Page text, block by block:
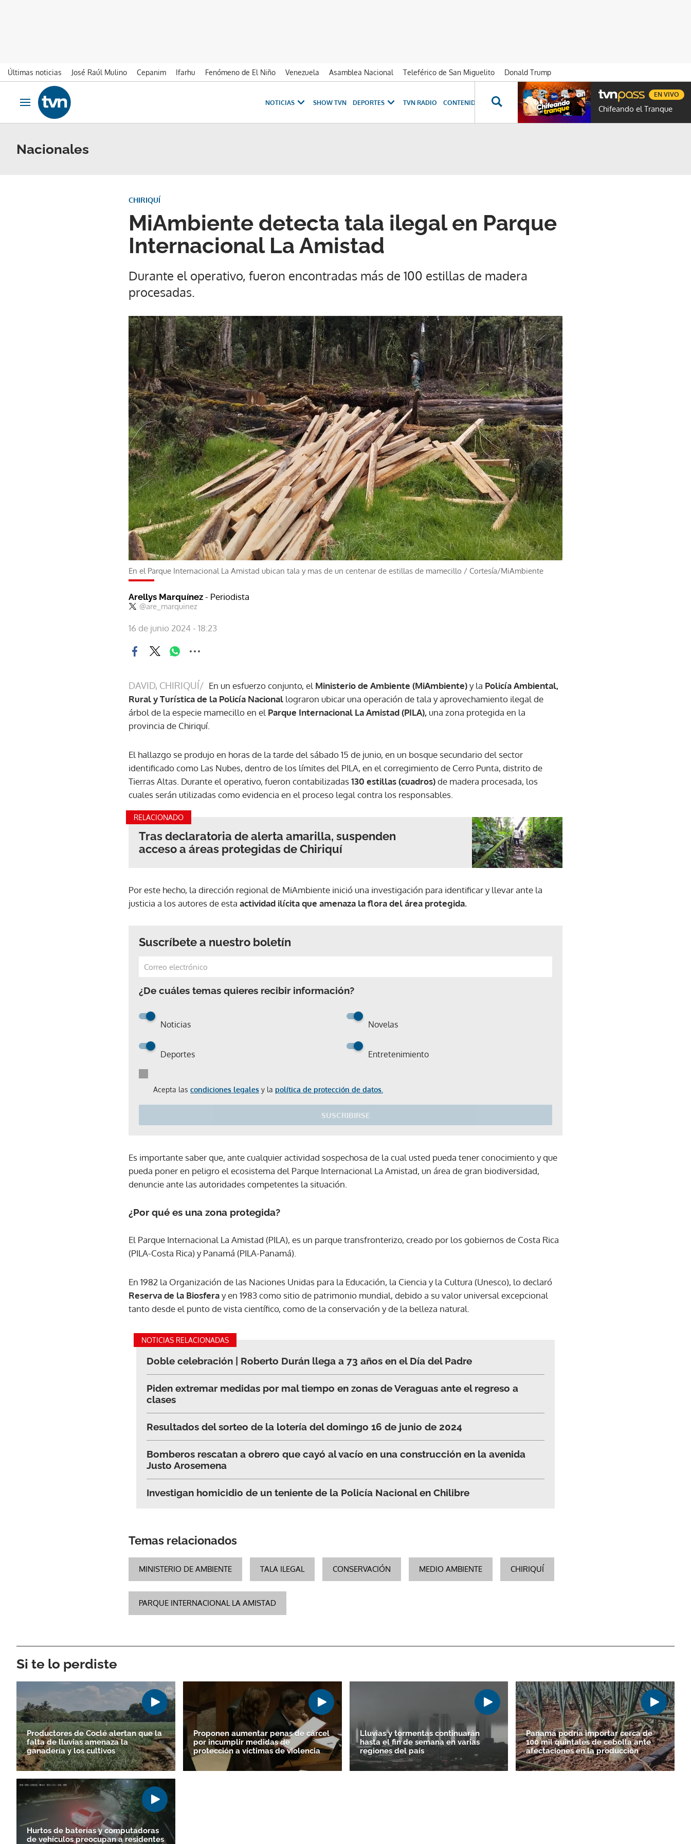
Últimas noticias José Raúl Mulino Cepanim Ifarhu Fenómeno de El Niño Venezuela Asamblea Nacional Teleférico de San Miguelito
Donald Trump
Ir al contenido
Obrir navegació
NOTICIAS SHOW TVN DEPORTES TVN RADIO CONTENIDOS ESPECIALES NOVELAS PROGRAMAS GENTE TVN
Chifeando el Tranque
EN VIVO
Nacionales
MiAmbiente detecta tala ilegal en Parque
Internacional La Amistad
CHIRIQUÍ
Durante el operativo, fueron encontradas más de 100 estillas de madera
procesadas.
En el Parque Internacional La Amistad ubican tala y mas de un centenar de estillas de mamecillo / Cortesía/MiAmbiente
Arellys Marquínez - Periodista
@are_marquinez
16 de junio 2024 - 18:23
DAVID, CHIRIQUÍ/ En un esfuerzo conjunto, el Ministerio de Ambiente (MiAmbiente)y la Policía Ambiental,
Rural y Turística de la Policía Nacional lograron ubicar una operación de tala y aprovechamiento ilegal de
árbol de la especie mamecillo en el Parque Internacional La Amistad (PILA),una zona protegida en la
provincia de Chiriquí.
El hallazgo se produjo en horas de la tarde del sábado 15 de junio, en un bosque secundario del sector
identificado como Las Nubes, dentro de los límites del PILA, en el corregimiento de Cerro Punta, distrito de
Tierras Altas. Durante el operativo, fueron contabilizadas130 estillas (cuadros)de madera procesada, los
cuales serán utilizadas como evidencia en el proceso legal contra los responsables.
RELACIONADO
Tras declaratoria de alerta amarilla, suspenden
acceso a áreas protegidas de Chiriquí
Por este hecho, la dirección regional de MiAmbiente inició una investigación para identificar y llevar ante la
justicia a los autores de esta actividad ilícita que amenaza la flora del área protegida.
Suscríbete a nuestro boletín
¿De cuáles temas quieres recibir información?
Noticias Novelas
Deportes Entretenimiento
Acepta las condiciones legales y la política de protección de datos.
SUSCRIBIRSE
Es importante saber que, ante cualquier actividad sospechosa de la cual usted pueda tener conocimiento y que
pueda poner en peligro el ecosistema del Parque Internacional La Amistad, un área de gran biodiversidad,
denuncie ante las autoridades competentes la situación.
¿Por qué es una zona protegida?
El Parque Internacional La Amistad (PILA), es un parque transfronterizo, creado por los gobiernos de Costa Rica
(PILA-Costa Rica) y Panamá (PILA-Panamá).
En 1982 la Organización de las Naciones Unidas para la Educación, la Ciencia y la Cultura (Unesco), lo declaró
Reserva de la Biosferay en 1983 como sitio de patrimonio mundial, debido a su valor universal excepcional
tanto desde el punto de vista científico, como de la conservación y de la belleza natural.
NOTICIAS RELACIONADAS
Doble celebración | Roberto Durán llega a 73 años en el Día del Padre
Piden extremar medidas por mal tiempo en zonas de Veraguas ante el regreso a
clases
Resultados del sorteo de la lotería del domingo 16 de junio de 2024
Bomberos rescatan a obrero que cayó al vacío en una construcción en la avenida
Justo Arosemena
Investigan homicidio de un teniente de la Policía Nacional en Chilibre
Temas relacionados
MINISTERIO DE AMBIENTE TALA ILEGAL CONSERVACIÓN MEDIO AMBIENTE CHIRIQUÍ
PARQUE INTERNACIONAL LA AMISTAD
Si te lo perdiste
Productores de Coclé alertan que la
falta de lluvias amenaza la
ganadería y los cultivos
Proponen aumentar penas de cárcel
por incumplir medidas de
protección a víctimas de violencia
Lluvias y tormentas continuarán
hasta el fin de semana en varias
regiones del país
Panamá podría importar cerca de
100 mil quintales de cebolla ante
afectaciones en la producción
Hurtos de baterías y computadoras
de vehículos preocupan a residentes